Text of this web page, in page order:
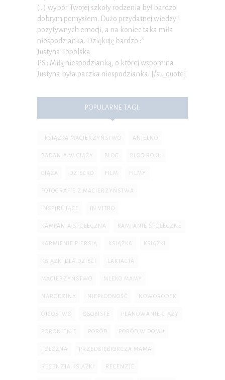
(…) wybór Twojej szkoły rodzenia był bardzo
dobrym pomysłem. Dużo przydatnej wiedzy i
pozytywnych emocji, a na koniec taka miła
niespodzianka. Dziękuję bardzo :*
Justyna Topolska
P.S.: Miłą niespodzianką, o której wspomina
Justyna była paczka niespodzianka. [/su_quote]
POPULARNE TAGI:
. KSIĄŻKA MACIERZYŃSTWO ANIELNO
BADANIA W CIĄŻY BLOG BLOG ROKU
CIĄŻA DZIECKO FILM FILMY
FOTOGRAFIE Z MACIERZYŃSTWA
INSPIRUJĄCE IN VITRO
KAMPANIA SPOŁECZNA KAMPANIE SPOŁECZNE
KARMIENIE PIERSIĄ KSIĄŻKA KSIĄŻKI
KSIĄŻKI DLA DZIECI LAKTACJA
MACIERZYŃSTWO MLEKO MAMY
NARODZINY NIEPŁODNOŚĆ NOWORODEK
OJCOSTWO OSOBISTE PLANOWANIE CIĄŻY
PORONIENIE PORÓD PORÓD W DOMU
POŁOŻNA PRZEDSIĘBIORCZA MAMA
RECENZJA KSIĄŻKI RECENZJE